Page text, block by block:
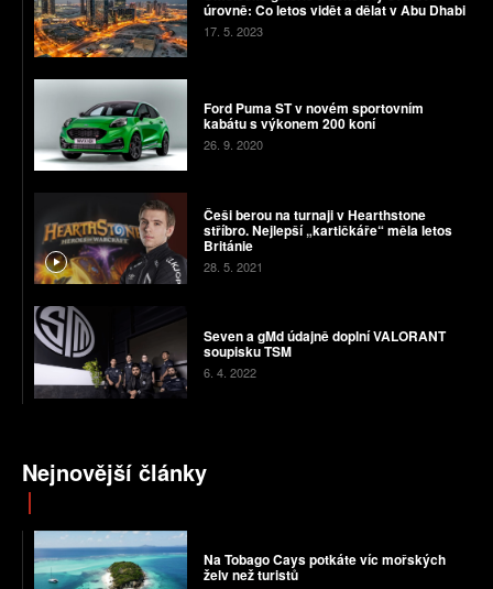
úrovně: Co letos vidět a dělat v Abu Dhabi
17. 5. 2023
Ford Puma ST v novém sportovním
kabátu s výkonem 200 koní
26. 9. 2020
Češi berou na turnaji v Hearthstone
stříbro. Nejlepší „kartičkáře“ měla letos
Británie
28. 5. 2021
Seven a gMd údajně doplní VALORANT
soupisku TSM
6. 4. 2022
Nejnovější články
Na Tobago Cays potkáte víc mořských
želv než turistů